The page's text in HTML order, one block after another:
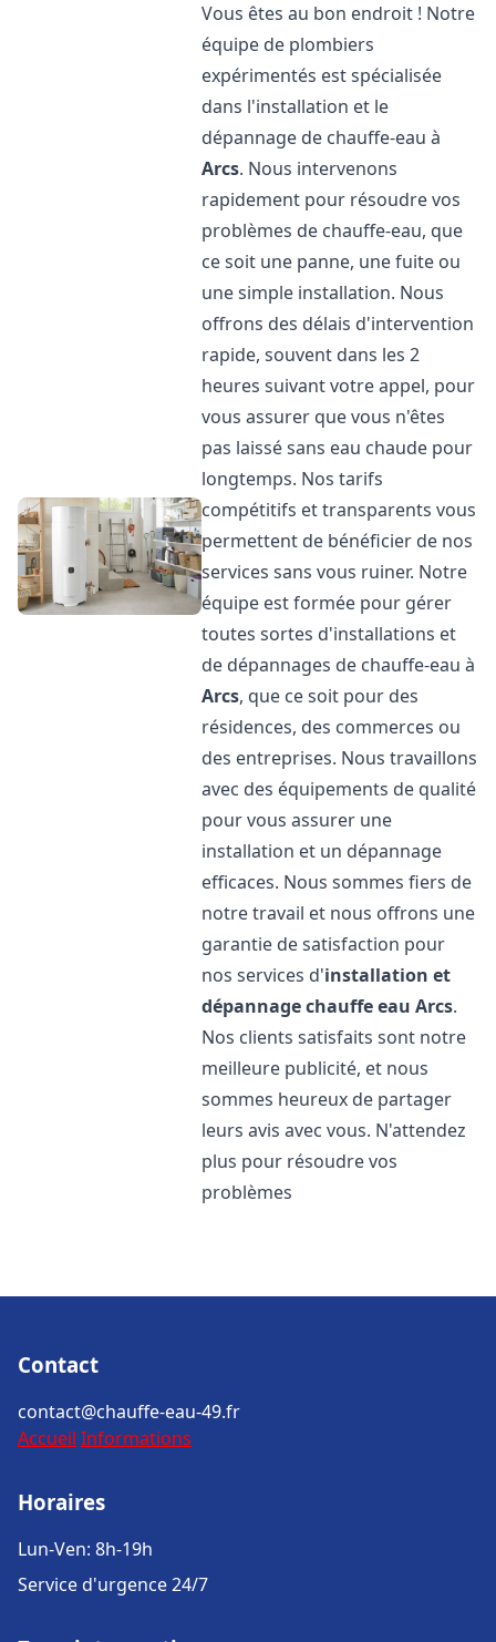
Vous êtes au bon endroit ! Notre
équipe de plombiers
expérimentés est spécialisée
dans l'installation et le
dépannage de chauffe-eau à
Arcs. Nous intervenons
rapidement pour résoudre vos
problèmes de chauffe-eau, que
ce soit une panne, une fuite ou
une simple installation. Nous
offrons des délais d'intervention
rapide, souvent dans les 2
heures suivant votre appel, pour
vous assurer que vous n'êtes
pas laissé sans eau chaude pour
longtemps. Nos tarifs
compétitifs et transparents vous
permettent de bénéficier de nos
services sans vous ruiner. Notre
équipe est formée pour gérer
toutes sortes d'installations et
de dépannages de chauffe-eau à
Arcs, que ce soit pour des
résidences, des commerces ou
des entreprises. Nous travaillons
avec des équipements de qualité
pour vous assurer une
installation et un dépannage
efficaces. Nous sommes fiers de
notre travail et nous offrons une
garantie de satisfaction pour
nos services d'installation et
dépannage chauffe eau Arcs.
Nos clients satisfaits sont notre
meilleure publicité, et nous
sommes heureux de partager
leurs avis avec vous. N'attendez
plus pour résoudre vos
problèmes
Contact
contact@chauffe-eau-49.fr
Accueil Informations
Horaires
Lun-Ven: 8h-19h
Service d'urgence 24/7